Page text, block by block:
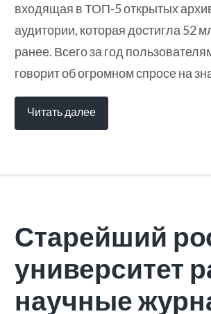
входящая в ТОП-5 открытых
аудитории, которая достигла 52
ранее. Всего за год
говорит об огромном спросе на
Читать далее
Старейший
университет
научные